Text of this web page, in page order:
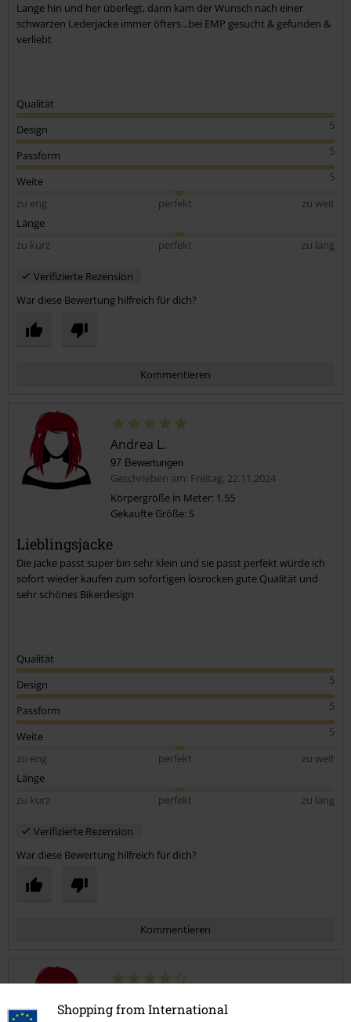
Shopping from International
Lange hin und her überlegt, dann kam der Wunsch nach einer
schwarzen Lederjacke immer öfters...bei EMP gesucht & gefunden &
verliebt
Qualität
5
Design
5
Passform
5
Weite
zu eng
perfekt
zu weit
Länge
zu kurz
perfekt zu lang
Verifizierte Rezension
War diese Bewertung hilfreich für dich?
Kommentieren
Kommentar jetzt abschicken!
Andrea L.
97 Bewertungen
Geschrieben am: Freitag, 22.11.2024
Körpergröße in Meter: 1.55
Gekaufte Größe: S
Lieblingsjacke
Die Jacke passt super bin sehr klein und sie passt perfekt würde ich
sofort wieder kaufen zum sofortigen losrocken gute Qualität und
sehr schönes Bikerdesign
Qualität
5
Design
5
Passform
5
Weite
zu eng
perfekt
zu weit
Länge
zu kurz
perfekt zu lang
Verifizierte Rezension
War diese Bewertung hilfreich für dich?
Kommentieren
5 Bewertungen